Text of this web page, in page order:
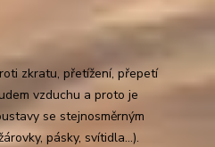
zkratu, přetížení, přepetí
vzduchu a proto je
se stejnosměrným
pásky, svítidla...).